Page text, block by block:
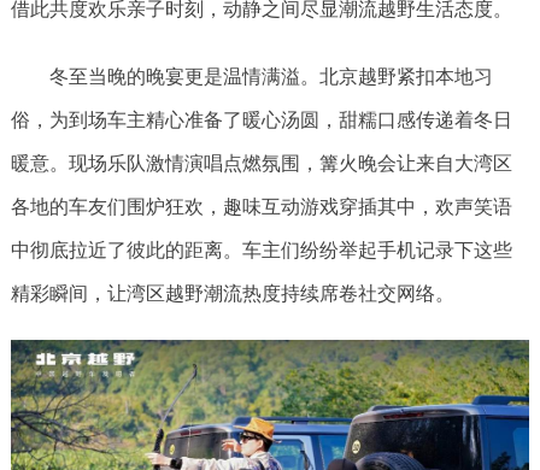
借此共度欢乐亲子时刻，动静之间尽显潮流越野生活态度。
冬至当晚的晚宴更是温情满溢。北京越野紧扣本地习
俗，为到场车主精心准备了暖心汤圆，甜糯口感传递着冬日
暖意。现场乐队激情演唱点燃氛围，篝火晚会让来自大湾区
各地的车友们围炉狂欢，趣味互动游戏穿插其中，欢声笑语
中彻底拉近了彼此的距离。车主们纷纷举起手机记录下这些
精彩瞬间，让湾区越野潮流热度持续席卷社交网络。